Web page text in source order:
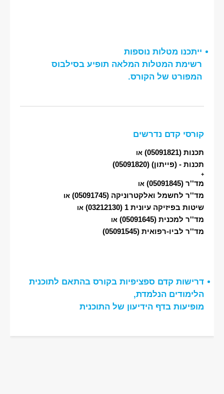
ייתכנו מטלות נוספות
רשימת המטלות המלאה תופיע בסילבוס
המפורט של הקורס.
קורסי קדם נדרשים
תכנות (05091821) או
תכנות - (פייתון) (05091820)
+
מד''ר (05091845) או
מד''ר לחשמל ואלקטרוניקה (05091745) או
שיטות בפיזיקה עיונית 1 (03212130) או
מד''ר למכנית (05091645) או
מד''ר לביו-רפואית (05091545)
דרישות קדם ספציפיות בקורס בהתאם לתוכנית
הלימודים הנלמדת,
מופיעות בדף הידיעון של התוכנית